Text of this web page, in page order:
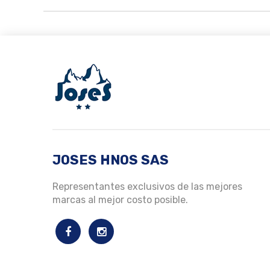
JOSES HNOS SAS
Representantes exclusivos de las mejores
marcas al mejor costo posible.